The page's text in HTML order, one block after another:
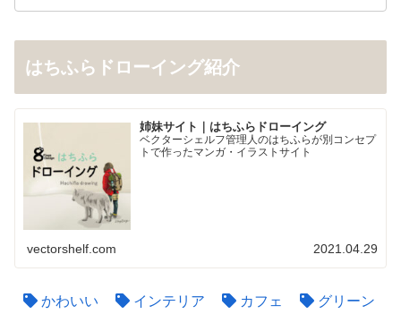
はちふらドローイング紹介
姉妹サイト｜はちふらドローイング
ベクターシェルフ管理人のはちふらが別コンセプ
トで作ったマンガ・イラストサイト
vectorshelf.com 2021.04.29
かわいい インテリア カフェ
グリーン